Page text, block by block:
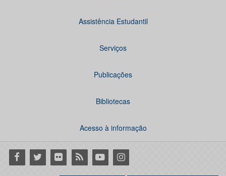
Assistência Estudantil
Serviços
Publicações
Bibliotecas
Acesso à informação
Facebook
Twitter Flickr RSS YoutubeInstagram